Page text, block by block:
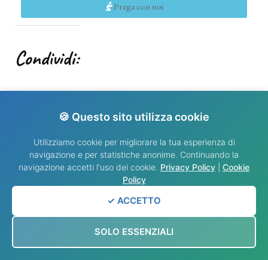
Prega con noi
Condividi:
Potrebbe piacerti...
🍪 Questo sito utilizza cookie
Utilizziamo cookie per migliorare la tua esperienza di
navigazione e per statistiche anonime. Continuando la
navigazione accetti l'uso dei cookie. Privacy Policy
Cookie
Policy
✓ ACCETTO
SOLO ESSENZIALI